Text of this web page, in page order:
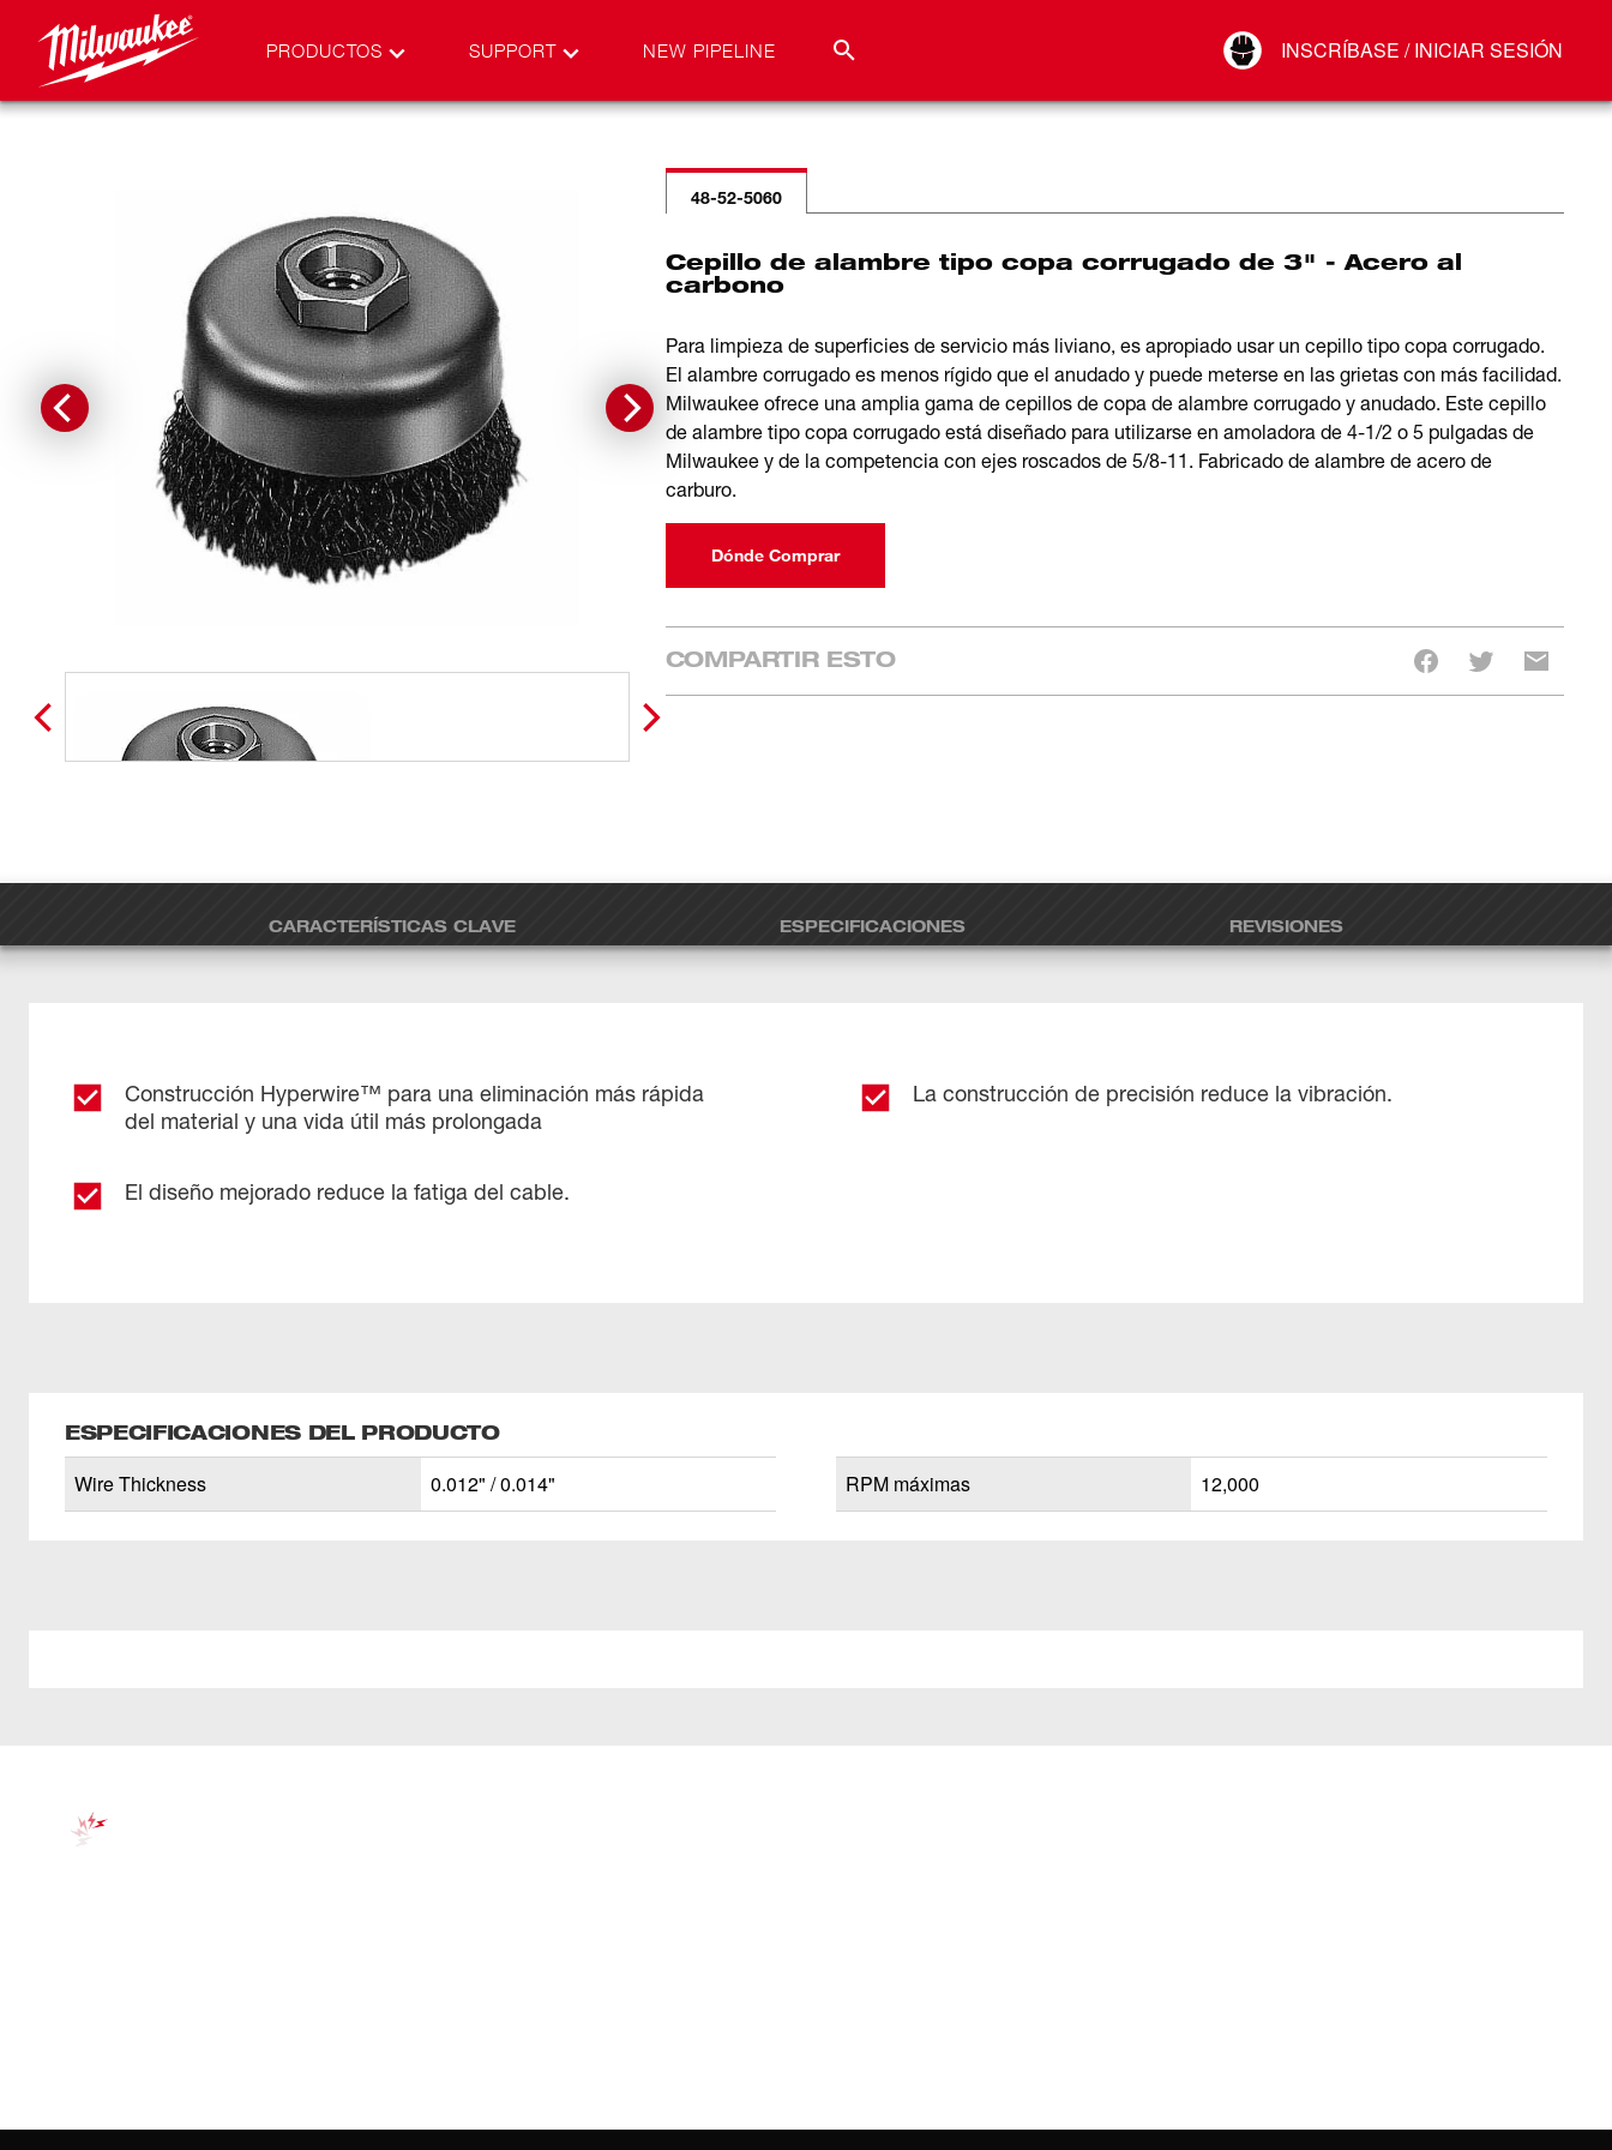
PRODUCTOS SUPPORT NEW PIPELINE INSCRÍBASE / INICIAR SESIÓN
Conectar
48-52-5060
Cepillo de alambre tipo copa corrugado de 3" - Acero al
carbono
Para limpieza de superficies de servicio más liviano, es apropiado usar un cepillo tipo copa corrugado.
El alambre corrugado es menos rígido que el anudado y puede meterse en las grietas con más facilidad.
Milwaukee ofrece una amplia gama de cepillos de copa de alambre corrugado y anudado. Este cepillo
de alambre tipo copa corrugado está diseñado para utilizarse en amoladora de 4-1/2 o 5 pulgadas de
Milwaukee y de la competencia con ejes roscados de 5/8-11. Fabricado de alambre de acero de
carburo.
Dónde Comprar
COMPARTIR ESTO
CARACTERÍSTICAS CLAVE ESPECIFICACIONES REVISIONES
Construcción Hyperwire™ para una eliminación más rápida
del material y una vida útil más prolongada
La construcción de precisión reduce la vibración.
El diseño mejorado reduce la fatiga del cable.
ESPECIFICACIONES DEL PRODUCTO
Wire Thickness 0.012" / 0.014" RPM máximas 12,000